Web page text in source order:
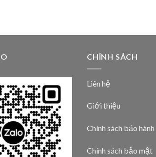
CHÍNH SÁCH
Liên hệ
Giới thiệu
Chính sách bảo hành
Chính sách bảo mật